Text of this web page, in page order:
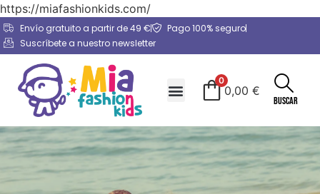
https://miafashionkids.com/
Envío gratuito a partir de 49 €
Pago 100% seguro
Suscríbete a nuestro newsletter
0
0,00 €
Buscar